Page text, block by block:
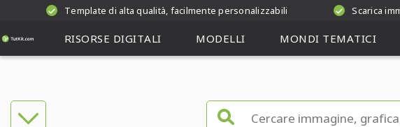
Template di alta qualità, facilmente personalizzabili Scarica
RISORSE DIGITALI MODELLI MONDI TEMATICI